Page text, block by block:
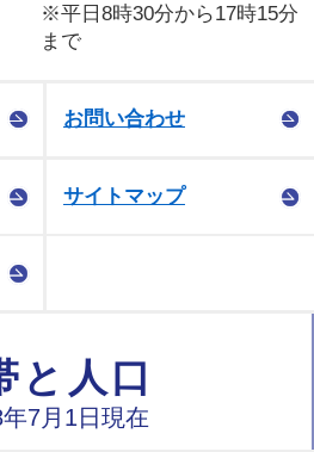
※平日8時30分から17時15分
まで
お問い合わせ
サイトマップ